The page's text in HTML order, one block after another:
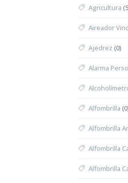
Agricultura
Aireador
Ajedrez (0)
Alarma
Alfombrilla
Alfombrilla
Alfombrilla
Alfombrilla